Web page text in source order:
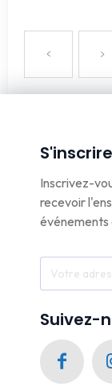
Inscrivez-
recevoir
événements
Suivez-